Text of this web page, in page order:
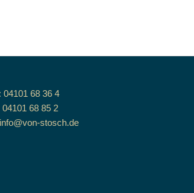
04101 68 36 4
04101 68 85 2
info@von-stosch.de